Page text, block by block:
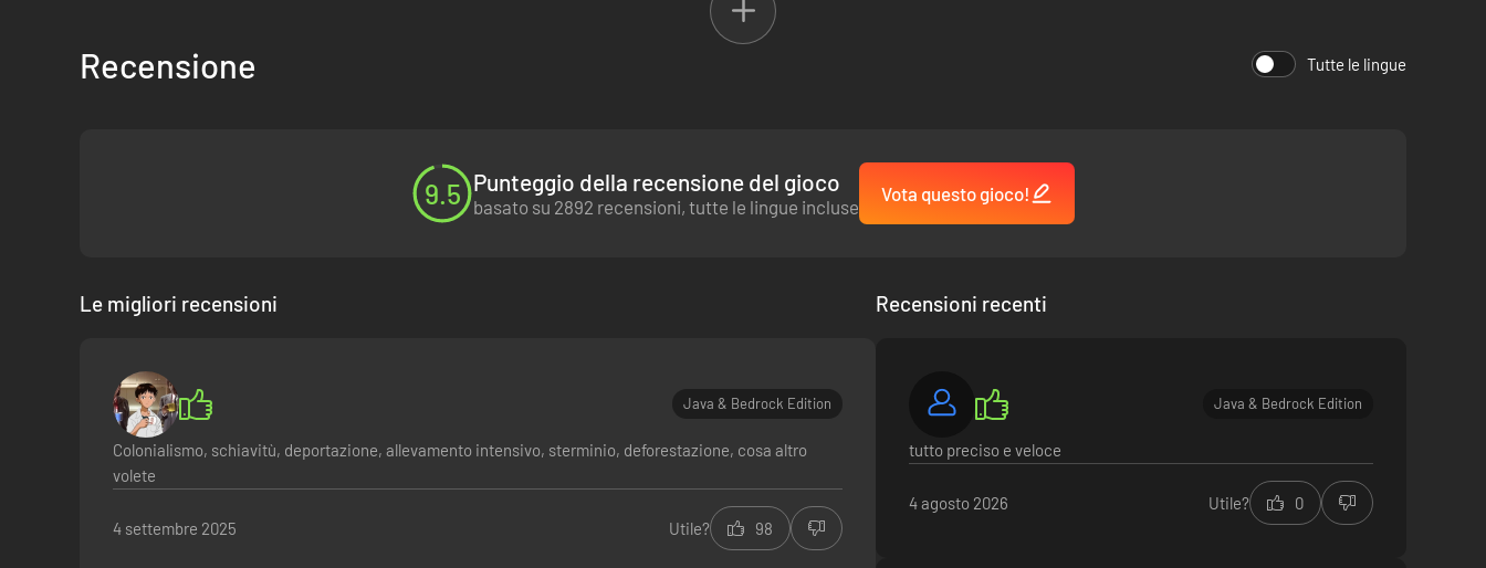
Recensione Tutte le lingue
9.5 Punteggio della recensione del gioco
basato su 2892 recensioni, tutte le lingue incluse
Vota questo gioco!
Le migliori recensioni
Java & Bedrock Edition
Colonialismo, schiavitù, deportazione, allevamento intensivo, sterminio, deforestazione, cosa altro
volete
4 settembre 2025 Utile? 98
Recensioni recenti
Java & Bedrock Edition
tutto preciso e veloce
4 agosto 2026 Utile? 0